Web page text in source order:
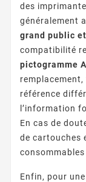
des
généralement
grand public
compatibilité
pictogramme
référence
l’information
En cas de
de cartouches
Enfin, pour